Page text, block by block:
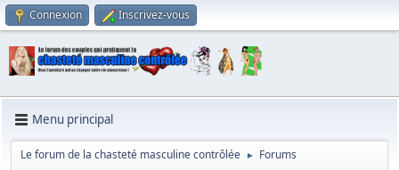
Connexion Inscrivez-vous
Menu principal
Le forum de la chasteté masculine contrôlée ► Forums